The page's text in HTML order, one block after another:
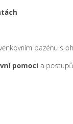
bazénu s
pomoci a